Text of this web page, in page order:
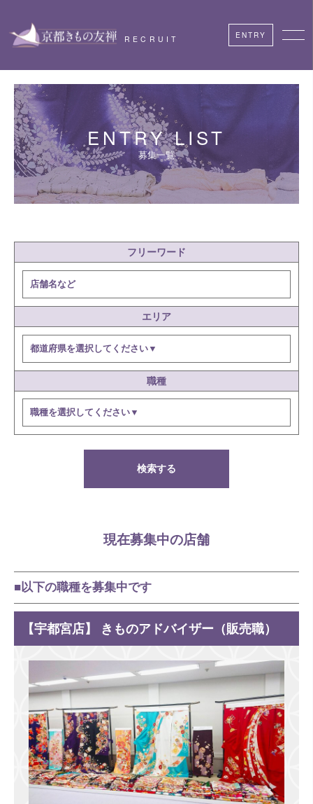
RECRUIT ENTRY
ENTRY LIST
募集一覧
フリーワード
エリア
職種
検索する
現在募集中の店舗
■以下の職種を募集中です
【宇都宮店】 きものアドバイザー（販売職）